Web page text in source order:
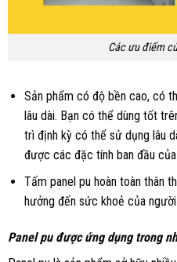
Các ưu điểm
Sản phẩm có độ bền cao, có
lâu dài. Bạn có thể dùng tốt
trì định kỳ có thể sử dụng lâu
được các đặc tính ban đầu
Tấm panel pu hoàn toàn thân
hưởng đến sức khoẻ của
Panel pu được ứng dụng trong